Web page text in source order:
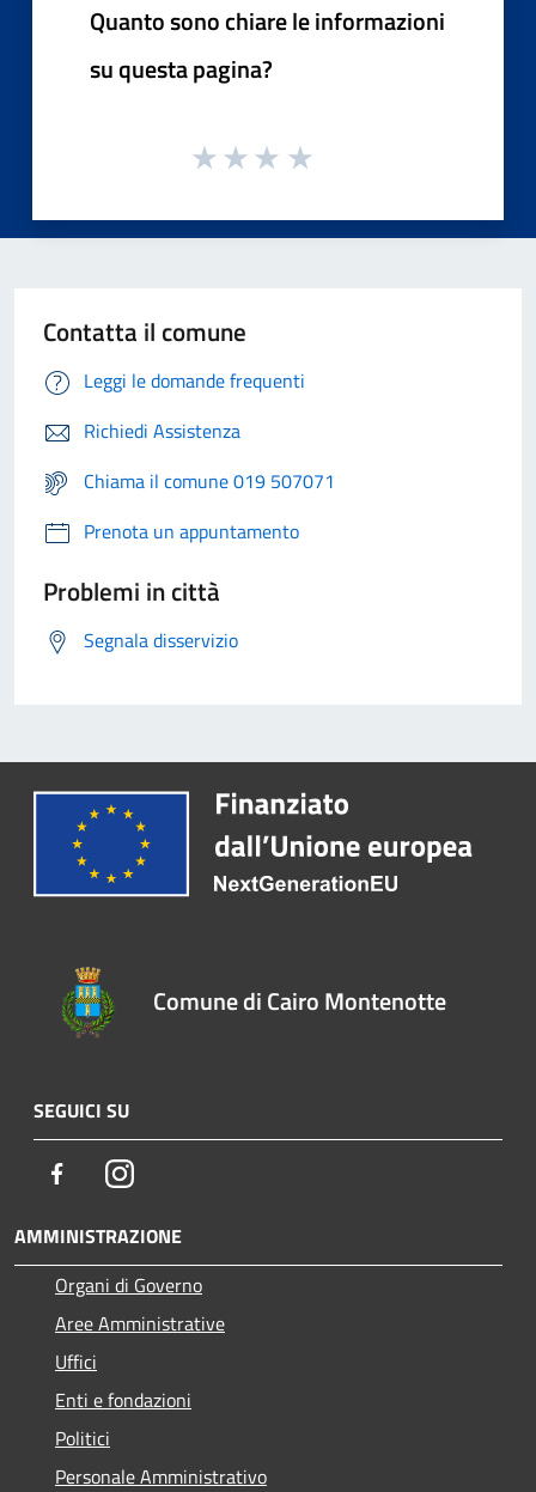
Quanto sono chiare le informazioni
su questa pagina?
Contatta il comune
Leggi le domande frequenti
Richiedi Assistenza
Chiama il comune 019 507071
Prenota un appuntamento
Problemi in città
Segnala disservizio
Comune di Cairo Montenotte
SEGUICI SU
FacebookInstagram
AMMINISTRAZIONE
Organi di Governo
Aree Amministrative
Uffici
Enti e fondazioni
Politici
Personale Amministrativo